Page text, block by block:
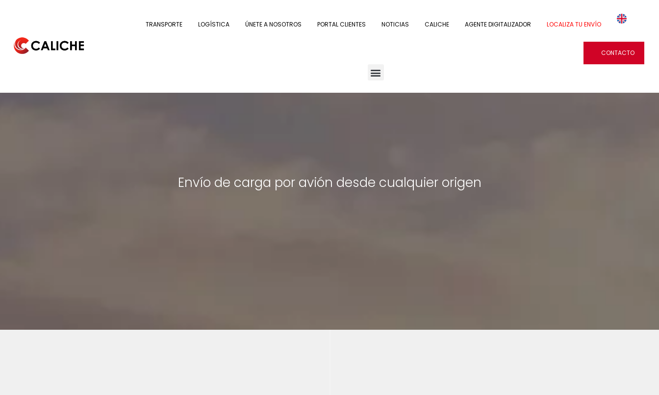
TRANSPORTE LOGÍSTICA ÚNETE A NOSOTROS PORTAL CLIENTES NOTICIAS CALICHE AGENTE DIGITALIZADOR LOCALIZA TU ENVÍO
CONTACTO
Envío de carga por avión desde cualquier origen